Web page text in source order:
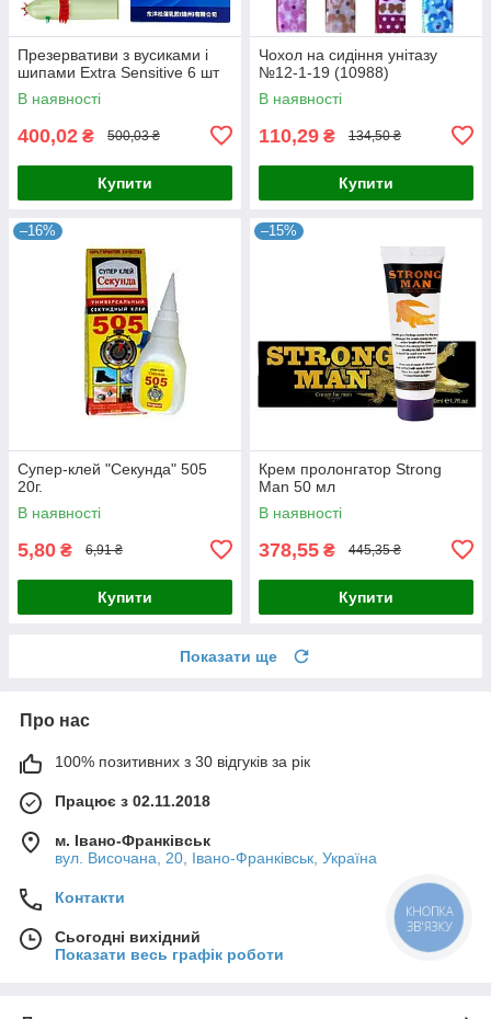
Презервативи з вусиками і
шипами Extra Sensitive 6 шт
В наявності
400,02 ₴ 500,03 ₴
Купити
Чохол на сидіння унітазу
№12-1-19 (10988)
В наявності
110,29 ₴ 134,50 ₴
Купити
–16%
Супер-клей "Секунда" 505
20г.
В наявності
5,80 ₴ 6,91 ₴
Купити
–15%
Крем пролонгатор Strong
Man 50 мл
В наявності
378,55 ₴ 445,35 ₴
Купити
Показати ще
Про нас
100% позитивних з 30 відгуків за рік
Працює з 02.11.2018
м. Івано-Франківськ
вул. Височана, 20, Івано-Франківськ, Україна
Контакти
Сьогодні вихідний
Показати весь графік роботи
КНОПКА
ЗВ'ЯЗКУ